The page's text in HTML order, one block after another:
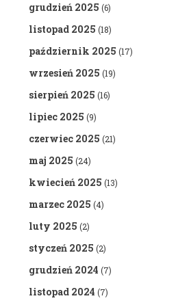
grudzień 2025 (6)
listopad 2025 (18)
październik 2025 (17)
wrzesień 2025 (19)
sierpień 2025 (16)
lipiec 2025 (9)
czerwiec 2025 (21)
maj 2025 (24)
kwiecień 2025 (13)
marzec 2025 (4)
luty 2025 (2)
styczeń 2025 (2)
grudzień 2024 (7)
listopad 2024 (7)